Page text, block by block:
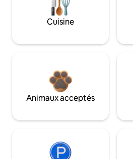
Cuisine
Animaux acceptés